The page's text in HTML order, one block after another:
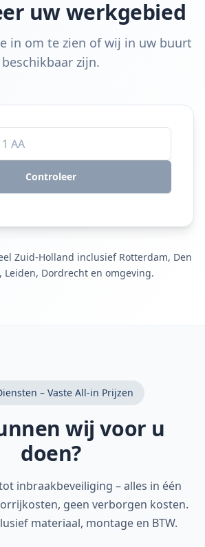
uw werkgebied
in om te zien of wij in uw buurt
beschikbaar zijn.
Controleer
Zuid-Holland inclusief Rotterdam, Den
Leiden, Dordrecht en omgeving.
– Vaste All-in Prijzen
wij voor u
doen?
inbraakbeveiliging – alles in één
geen verborgen kosten.
materiaal, montage en BTW.